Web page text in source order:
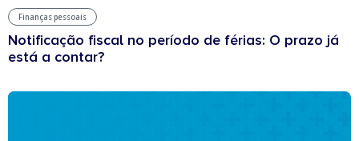
Finanças pessoais
Notificação fiscal no período de férias: O prazo já
está a contar?